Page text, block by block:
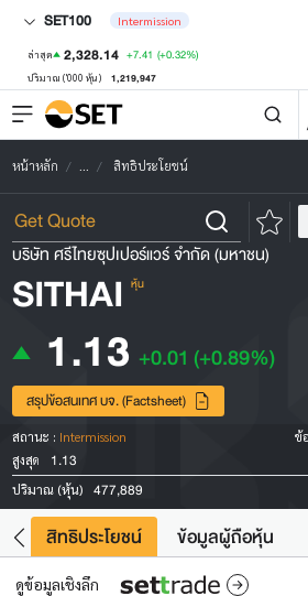
SET100 Intermission
ล่าสุด 2,328.14 +7.41 (+0.32%)
ปริมาณ ('000 หุ้น) 1,219,947
หน้าหลัก ... สิทธิประโยชน์
บริษัท ศรีไทยซุปเปอร์แวร์ จำกัด (มหาชน)
SITHAI หุ้น
1.13 +0.01 (+0.89%)
สรุปข้อสนเทศ บจ. (Factsheet)
สถานะ : Intermission ข้
สูงสุด
1.13
ปริมาณ (หุ้น) 477,889
สิทธิประโยชน์ ข้อมูลผู้ถือหุ้น
ดูข้อมูลเชิงลึก